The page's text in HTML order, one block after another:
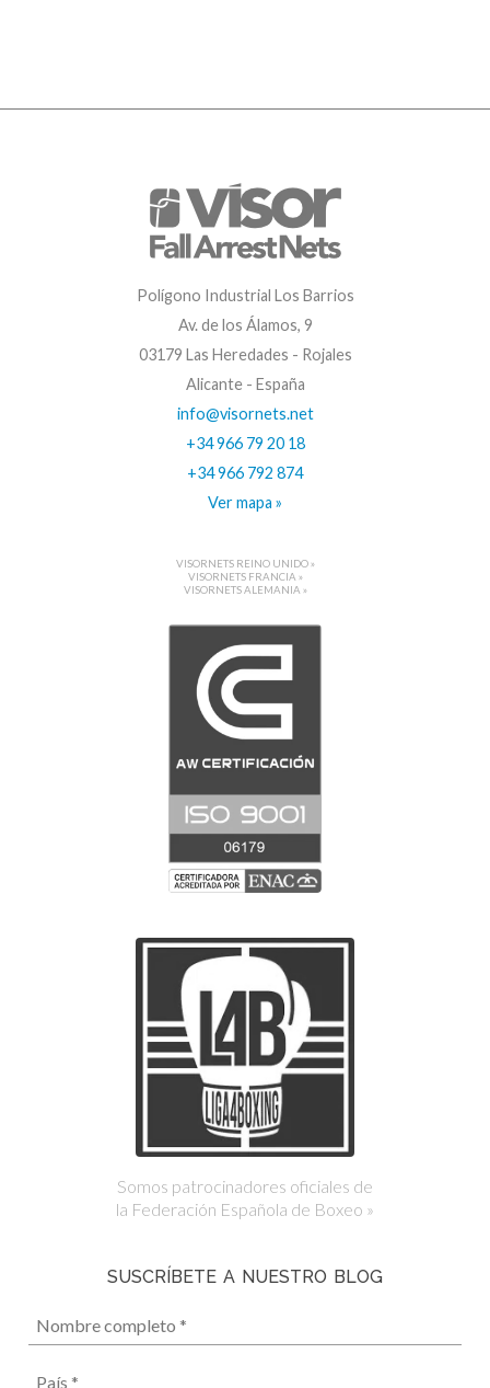
Polígono Industrial Los Barrios
Av. de los Álamos, 9
03179 Las Heredades - Rojales
Alicante - España
info@visornets.net
+34 966 79 20 18
+34 966 792 874
Ver mapa »
VISORNETS REINO UNIDO »
VISORNETS FRANCIA »
VISORNETS ALEMANIA »
Somos patrocinadores oficiales de
la Federación Española de Boxeo »
SUSCRÍBETE A NUESTRO BLOG